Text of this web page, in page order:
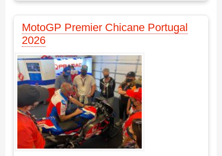
MotoGP Premier Chicane Portugal
2026